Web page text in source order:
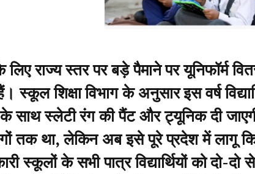
राज्य स्तर पर बड़े पैमाने पर यूनिफॉर्म
स्कूल शिक्षा विभाग के अनुसार इस वर्ष
साथ स्लेटी रंग की पैंट और ट्यूनिक दी
तक था, लेकिन अब इसे पूरे प्रदेश में लागू
स्कूलों के सभी पात्र विद्यार्थियों को दो-दो